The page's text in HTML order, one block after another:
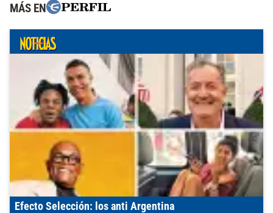
MÁS EN
Efecto Selección: los anti Argentina